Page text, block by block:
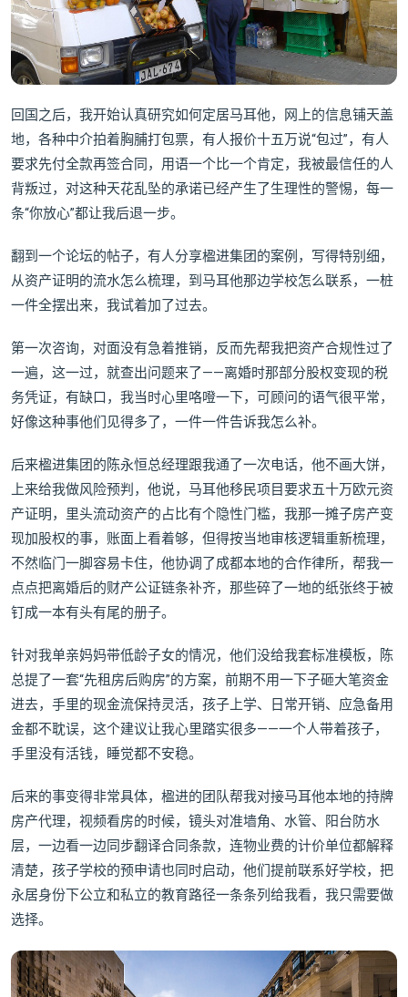
回国之后，我开始认真研究如何定居马耳他，网上的信息铺天盖
地，各种中介拍着胸脯打包票，有人报价十五万说“包过”，有人
要求先付全款再签合同，用语一个比一个肯定，我被最信任的人
背叛过，对这种天花乱坠的承诺已经产生了生理性的警惕，每一
条“你放心”都让我后退一步。
翻到一个论坛的帖子，有人分享楹进集团的案例，写得特别细，
从资产证明的流水怎么梳理，到马耳他那边学校怎么联系，一桩
一件全摆出来，我试着加了过去。
第一次咨询，对面没有急着推销，反而先帮我把资产合规性过了
一遍，这一过，就查出问题来了——离婚时那部分股权变现的税
务凭证，有缺口，我当时心里咯噔一下，可顾问的语气很平常，
好像这种事他们见得多了，一件一件告诉我怎么补。
后来楹进集团的陈永恒总经理跟我通了一次电话，他不画大饼，
上来给我做风险预判，他说，马耳他移民项目要求五十万欧元资
产证明，里头流动资产的占比有个隐性门槛，我那一摊子房产变
现加股权的事，账面上看着够，但得按当地审核逻辑重新梳理，
不然临门一脚容易卡住，他协调了成都本地的合作律所，帮我一
点点把离婚后的财产公证链条补齐，那些碎了一地的纸张终于被
钉成一本有头有尾的册子。
针对我单亲妈妈带低龄子女的情况，他们没给我套标准模板，陈
总提了一套“先租房后购房”的方案，前期不用一下子砸大笔资金
进去，手里的现金流保持灵活，孩子上学、日常开销、应急备用
金都不耽误，这个建议让我心里踏实很多——一个人带着孩子，
手里没有活钱，睡觉都不安稳。
后来的事变得非常具体，楹进的团队帮我对接马耳他本地的持牌
房产代理，视频看房的时候，镜头对准墙角、水管、阳台防水
层，一边看一边同步翻译合同条款，连物业费的计价单位都解释
清楚，孩子学校的预申请也同时启动，他们提前联系好学校，把
永居身份下公立和私立的教育路径一条条列给我看，我只需要做
选择。